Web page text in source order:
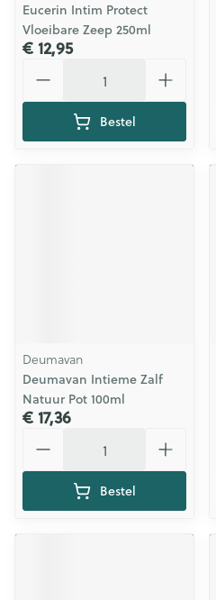
Eucerin Intim Protect
Vloeibare Zeep 250ml
€ 12,95
Bestel
Deumavan
Deumavan Intieme Zalf
Natuur Pot 100ml
€ 17,36
Bestel